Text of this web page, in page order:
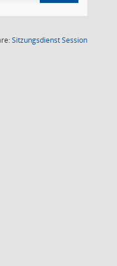
SitzungsdienstSession(Wird in